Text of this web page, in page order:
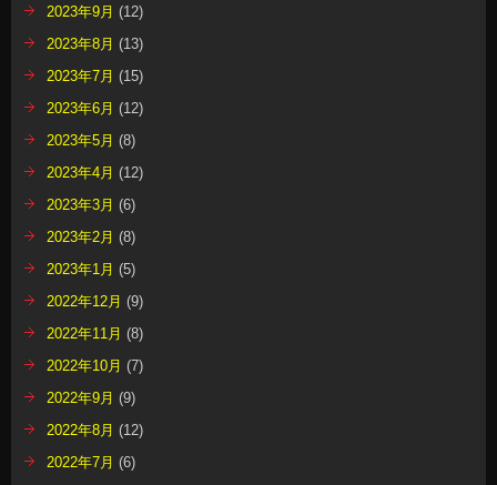
2023年9月 (12)
2023年8月 (13)
2023年7月 (15)
2023年6月 (12)
2023年5月 (8)
2023年4月 (12)
2023年3月 (6)
2023年2月 (8)
2023年1月 (5)
2022年12月 (9)
2022年11月 (8)
2022年10月 (7)
2022年9月 (9)
2022年8月 (12)
2022年7月 (6)